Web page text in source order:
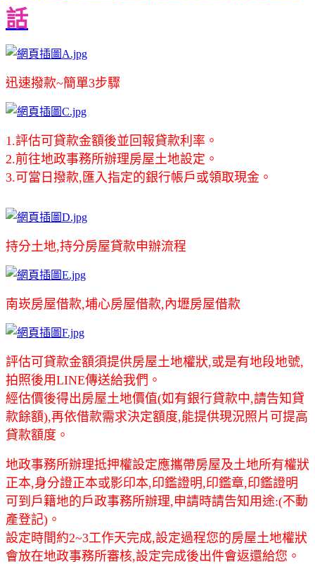
話
迅速撥款~簡單3步驟
1.評估可貸款金額後並回報貸款利率。
2.前往地政事務所辦理房屋土地設定。
3.可當日撥款,匯入指定的銀行帳戶或領取現金。
持分土地,持分房屋貸款申辦流程
南崁房屋借款,埔心房屋借款,內壢房屋借款
評估可貸款金額須提供房屋土地權狀,或是有地段地號,
拍照後用LINE傳送給我們。
經估價後得出房屋土地價值(如有銀行貸款中,請告知貸
款餘額),再依借款需求決定額度,能提供現況照片可提高
貸款額度。
地政事務所辦理抵押權設定應攜帶房屋及土地所有權狀
正本,身分證正本或影印本,印鑑證明,印鑑章,印鑑證明
可到戶籍地的戶政事務所辦理,申請時請告知用途:(不動
產登記)。
設定時間約2~3工作天完成,設定過程您的房屋土地權狀
會放在地政事務所審核,設定完成後出件會返還給您。